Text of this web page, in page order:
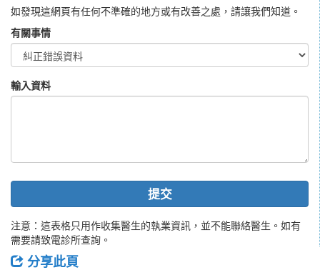
如發現這網頁有任何不準確的地方或有改善之處，請讓我們知道。
有關事情
輸入資料
提交
注意：這表格只用作收集醫生的執業資訊，並不能聯絡醫生。如有
需要請致電診所查詢。
分享此頁